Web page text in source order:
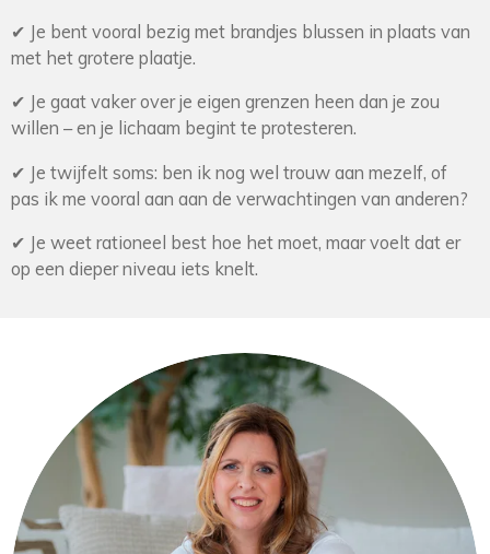
✔ Je bent vooral bezig met brandjes blussen in plaats van
met het grotere plaatje.
✔ Je gaat vaker over je eigen grenzen heen dan je zou
willen – en je lichaam begint te protesteren.
✔ Je twijfelt soms: ben ik nog wel trouw aan mezelf, of
pas ik me vooral aan aan de verwachtingen van anderen?
✔ Je weet rationeel best hoe het moet, maar voelt dat er
op een dieper niveau iets knelt.